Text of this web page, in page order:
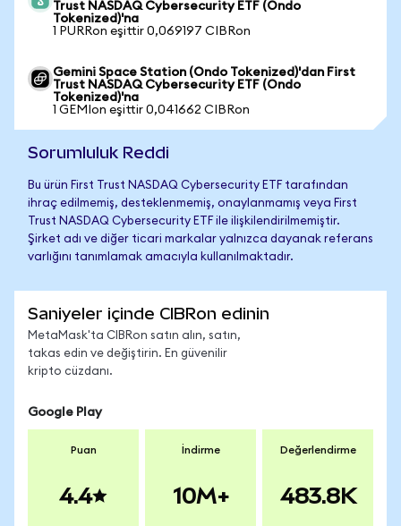
Trust NASDAQ Cybersecurity ETF (Ondo
Tokenized)'na
1 PURRon eşittir 0,069197 CIBRon
Gemini Space Station (Ondo Tokenized)'dan First
Trust NASDAQ Cybersecurity ETF (Ondo
Tokenized)'na
1 GEMIon eşittir 0,041662 CIBRon
Sorumluluk Reddi
Bu ürün First Trust NASDAQ Cybersecurity ETF tarafından
ihraç edilmemiş, desteklenmemiş, onaylanmamış veya First
Trust NASDAQ Cybersecurity ETF ile ilişkilendirilmemiştir.
Şirket adı ve diğer ticari markalar yalnızca dayanak referans
varlığını tanımlamak amacıyla kullanılmaktadır.
Saniyeler içinde CIBRon edinin
MetaMask'ta CIBRon satın alın, satın,
takas edin ve değiştirin. En güvenilir
kripto cüzdanı.
Google Play
Puan
4.4
İndirme
10M+
Değerlendirme
483.8K